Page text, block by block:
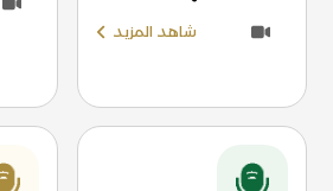
شاهد المزيد